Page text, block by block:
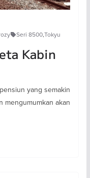
Seri 8500,Tokyu
Kabin
yang semakin
mengumumkan akan